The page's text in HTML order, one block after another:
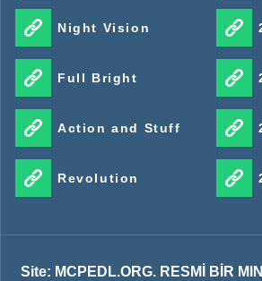
Night Vision
Full Bright
Action and Stuff
Revolution
Site: MCPEDL.ORG. RESMİ BİR